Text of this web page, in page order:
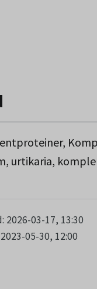
urtikaria,
2026-03-17, 13:30
05-30, 12:00